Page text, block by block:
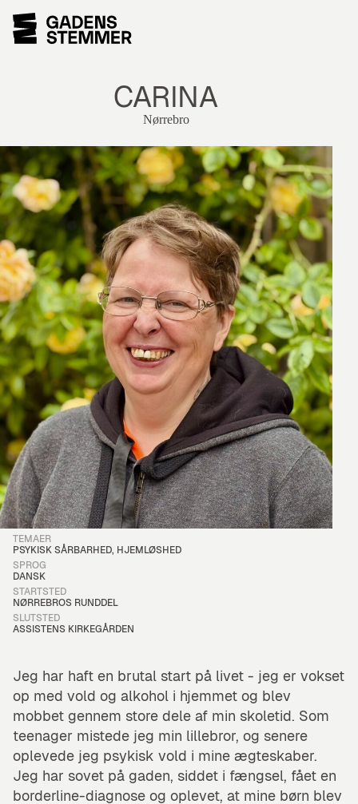
CARINA
Nørrebro
Hør Carina fortælle om, hvordan en traumatisk barndom har lagt
TEMAER
PSYKISK SÅRBARHED, HJEMLØSHED
SPROG
DANSK
STARTSTED
NØRREBROS RUNDDEL
SLUTSTED
ASSISTENS KIRKEGÅRDEN
Jeg har haft en brutal start på livet - jeg er vokset
op med vold og alkohol i hjemmet og blev
mobbet gennem store dele af min skoletid. Som
teenager mistede jeg min lillebror, og senere
oplevede jeg psykisk vold i mine ægteskaber.
Jeg har sovet på gaden, siddet i fængsel, fået en
borderline-diagnose og oplevet, at mine børn blev